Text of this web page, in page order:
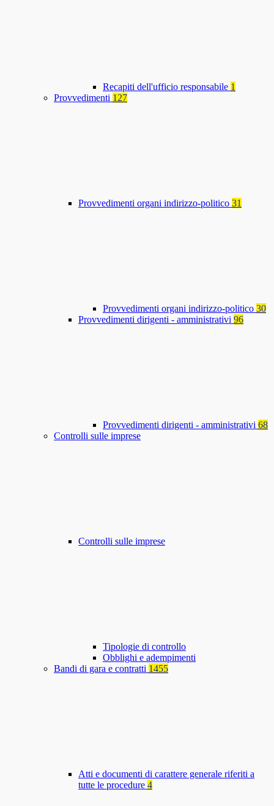
Recapiti dell'ufficio responsabile 1
Provvedimenti 127
Provvedimenti organi indirizzo-politico 31
Provvedimenti organi indirizzo-politico 30
Provvedimenti dirigenti - amministrativi 96
Provvedimenti dirigenti - amministrativi 68
Controlli sulle imprese
Controlli sulle imprese
Tipologie di controllo
Obblighi e adempimenti
Bandi di gara e contratti 1455
Atti e documenti di carattere generale riferiti a
tutte le procedure 4